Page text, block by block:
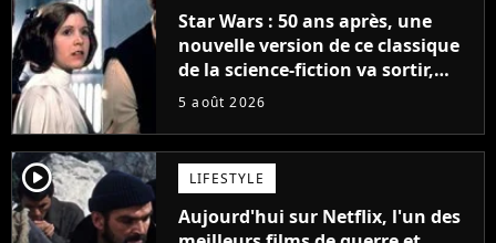
Star Wars : 50 ans après, une
nouvelle version de ce classique
de la science-fiction va sortir,
mais on ne la verra jamais en
5 août 2026
player2 LIFESTYLE
Aujourd'hui sur Netflix, l'un des